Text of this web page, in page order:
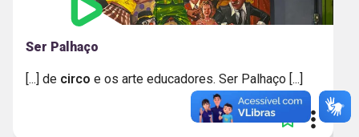
Ser Palhaço
[...] de circo e os arte educadores. Ser Palhaço [...]